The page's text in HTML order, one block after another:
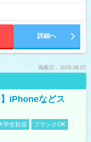
詳細へ
掲載日：2026.08.07
iPhoneなどス
学生歓迎
ブランクOK